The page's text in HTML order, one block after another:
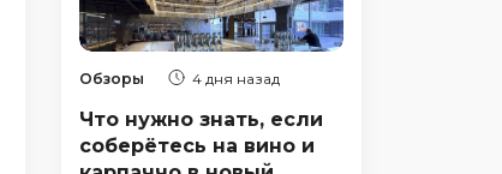
Обзоры 4 дня назад
Что нужно знать, если
соберётесь на вино и